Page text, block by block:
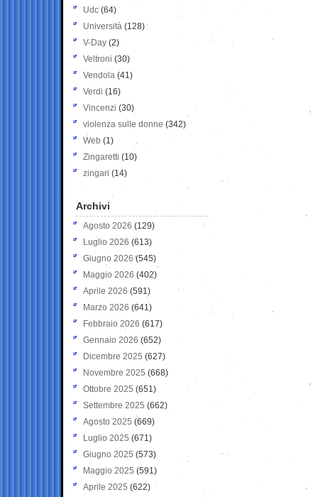
Udc (64)
Università (128)
V-Day (2)
Veltroni (30)
Vendola (41)
Verdi (16)
Vincenzi (30)
violenza sulle donne (342)
Web (1)
Zingaretti (10)
zingari (14)
Archivi
Agosto 2026 (129)
Luglio 2026 (613)
Giugno 2026 (545)
Maggio 2026 (402)
Aprile 2026 (591)
Marzo 2026 (641)
Febbraio 2026 (617)
Gennaio 2026 (652)
Dicembre 2025 (627)
Novembre 2025 (668)
Ottobre 2025 (651)
Settembre 2025 (662)
Agosto 2025 (669)
Luglio 2025 (671)
Giugno 2025 (573)
Maggio 2025 (591)
Aprile 2025 (622)